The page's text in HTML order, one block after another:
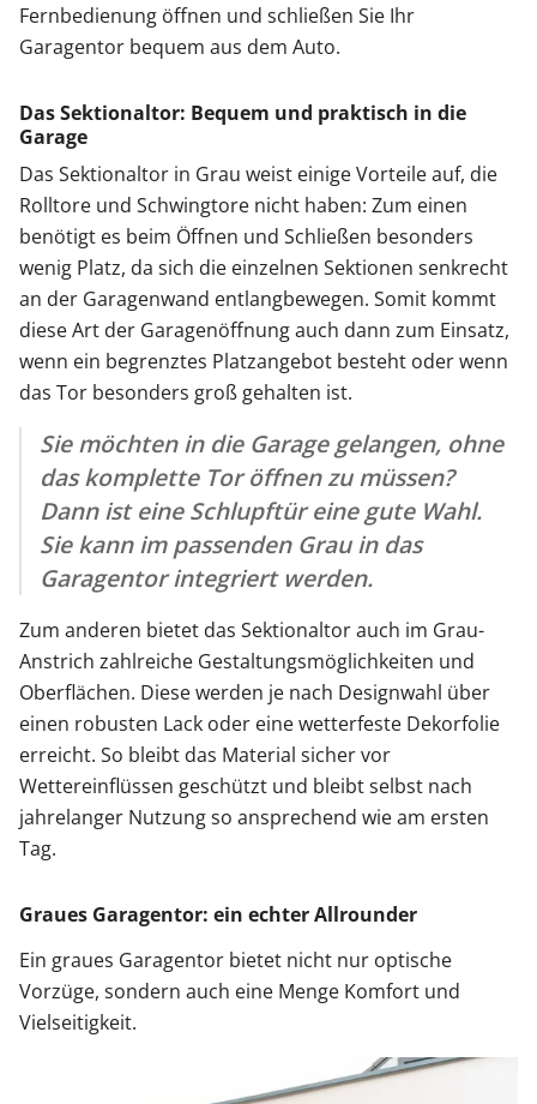
Fernbedienung öffnen und schließen Sie Ihr
Garagentor bequem aus dem Auto.
Das Sektionaltor: Bequem und praktisch in die
Garage
Das Sektionaltor in Grau weist einige Vorteile auf, die
Rolltore und Schwingtore nicht haben: Zum einen
benötigt es beim Öffnen und Schließen besonders
wenig Platz, da sich die einzelnen Sektionen senkrecht
an der Garagenwand entlangbewegen. Somit kommt
diese Art der Garagenöffnung auch dann zum Einsatz,
wenn ein begrenztes Platzangebot besteht oder wenn
das Tor besonders groß gehalten ist.
Sie möchten in die Garage gelangen, ohne
das komplette Tor öffnen zu müssen?
Dann ist eine Schlupftür eine gute Wahl.
Sie kann im passenden Grau in das
Garagentor integriert werden.
Zum anderen bietet das Sektionaltor auch im Grau-
Anstrich zahlreiche Gestaltungsmöglichkeiten und
Oberflächen. Diese werden je nach Designwahl über
einen robusten Lack oder eine wetterfeste Dekorfolie
erreicht. So bleibt das Material sicher vor
Wettereinflüssen geschützt und bleibt selbst nach
jahrelanger Nutzung so ansprechend wie am ersten
Tag.
Graues Garagentor: ein echter Allrounder
Ein graues Garagentor bietet nicht nur optische
Vorzüge, sondern auch eine Menge Komfort und
Vielseitigkeit.